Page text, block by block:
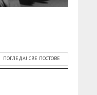
ПОГЛЕДАЈ СВЕ ПОСТОВЕ